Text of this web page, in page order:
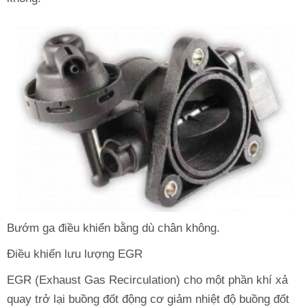
Bướm ga điều khiển bằng dù chân không.
Điều khiển lưu lượng EGR
EGR (Exhaust Gas Recirculation) cho một phần khí xả
quay trở lại buồng đốt động cơ giảm nhiệt độ buồng đốt